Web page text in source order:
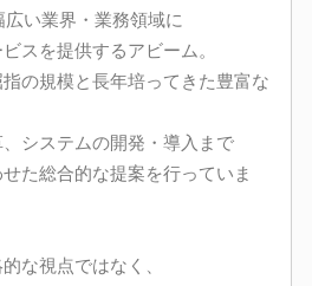
い業界・業務領域に
スを提供するアビーム。
の規模と長年培ってきた豊富な
システムの開発・導入まで
た総合的な提案を行っていま
な視点ではなく、